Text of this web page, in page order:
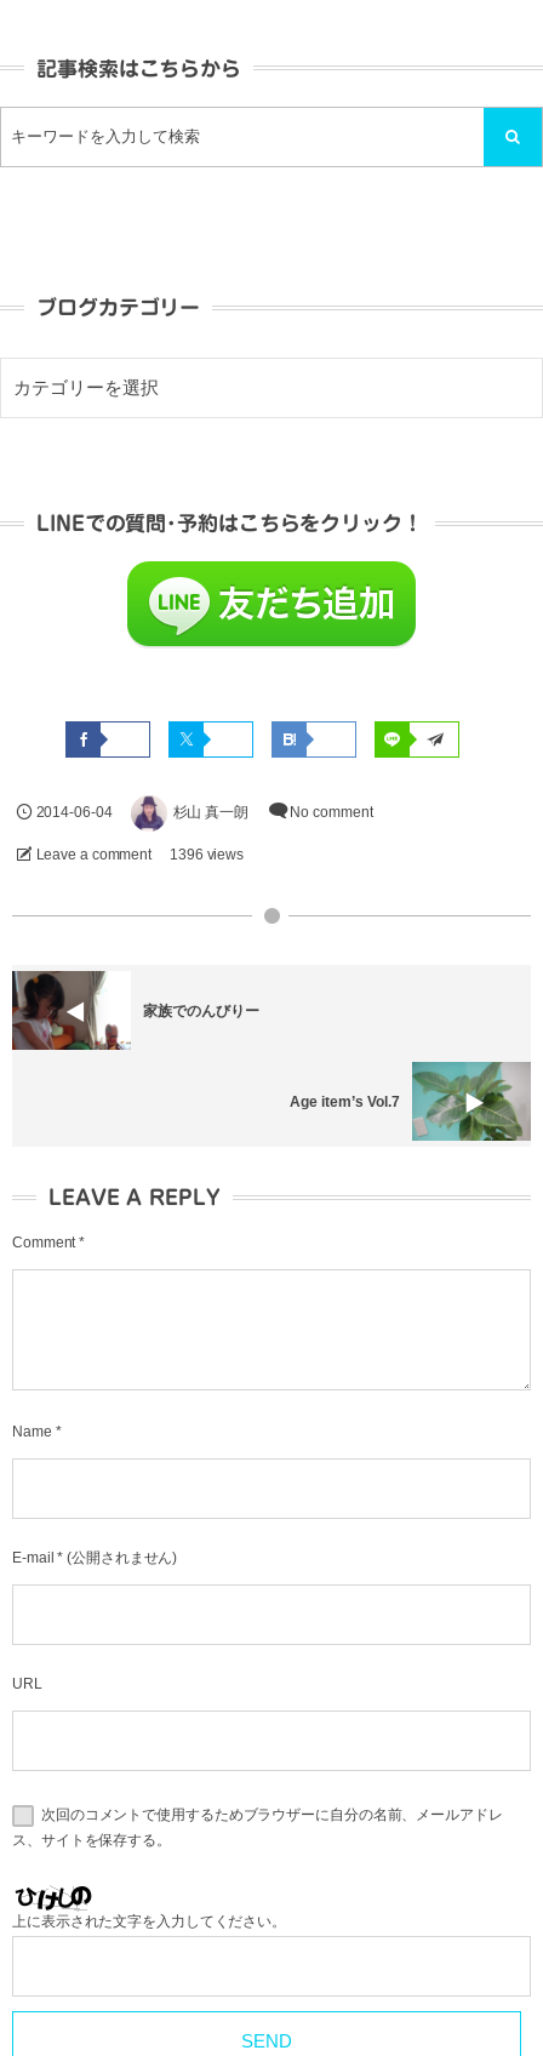
記事検索はこちらから
ブログカテゴリー
LINEでの質問･予約はこちらをクリック！
2014-06-04 杉山 真一朗 No comment
Leave a comment 1396 views
家族でのんびりー
Age item’s Vol.7
LEAVE A REPLY
Comment *
Name *
E-mail * (公開されません)
URL
次回のコメントで使用するためブラウザーに自分の名前、メールアドレ
ス、サイトを保存する。
上に表示された文字を入力してください。